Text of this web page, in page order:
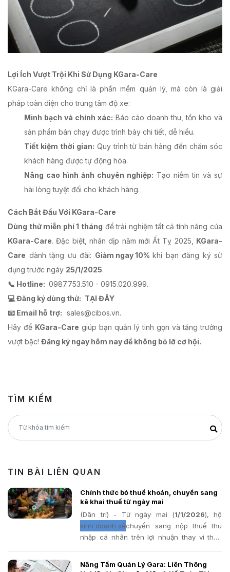
TÌM KIẾM
TIN BÀI LIÊN QUAN
Chính thức bỏ thuế khoán, chuyển sang
kê khai thuế từ ngày mai
(Dân trí) - Từ ngày mai (1/1/2026
kinh doanh sẽchuyển sang nộp thuế thu
nhập cá nhân trên lợi nhuận thay vì thuế
doanh sẽ không còn phải nộp thuế.
Nâng Tầm Quản Lý Gara: Liên Thông
Lợi Ích Vượt Trội Khi Sử Dụng KGara-Care
KGara-Care không chỉ là phần mềm quản lý, mà còn là giải
pháp toàn diện cho trung tâm độ xe:
Minh bạch và chính xác: Báo cáo doanh thu, tồn kho và
sản phẩm bán chạy được trình bày chi tiết, dễ hiểu.
Tiết kiệm thời gian: Quy trình từ bán hàng đến chăm sóc
khách hàng được tự động hóa.
Nâng cao hình ảnh chuyên nghiệp: Tạo niềm tin và sự
hài lòng tuyệt đối cho khách hàng.
Cách Bắt Đầu Với KGara-Care
Dùng thử miễn phí 1 tháng để trải nghiệm tất cả tính năng của
KGara-Care. Đặc biệt, nhân dịp năm mới Ất Tỵ 2025, KGara-
Care dành tặng ưu đãi: Giảm ngay 10% khi bạn đăng ký sử
dụng trước ngày 25/1/2025.
📞 Hotline: 0987.753.510 - 0915.020.999.
💻 Đăng ký dùng thử: TẠI ĐÂY
📧 Email hỗ trợ: sales@cibos.vn.
Hãy để KGara-Care giúp bạn quản lý tinh gọn và tăng trưởng
vượt bậc! Đăng ký ngay hôm nay để không bỏ lỡ cơ hội.